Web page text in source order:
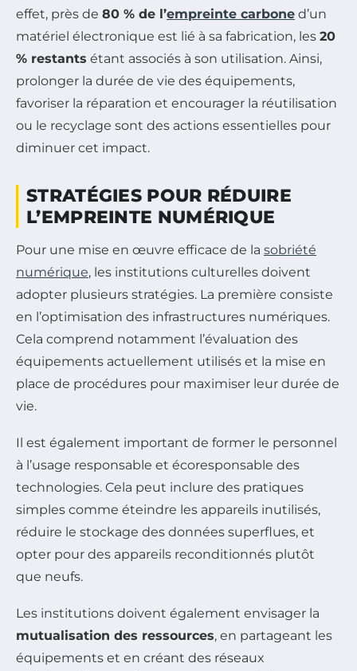
effet, près de 80 % de l’empreinte carbone d’un
matériel électronique est lié à sa fabrication, les 20
% restants étant associés à son utilisation. Ainsi,
prolonger la durée de vie des équipements,
favoriser la réparation et encourager la réutilisation
ou le recyclage sont des actions essentielles pour
diminuer cet impact.
STRATÉGIES POUR RÉDUIRE
L’EMPREINTE NUMÉRIQUE
Pour une mise en œuvre efficace de la sobriété
numérique, les institutions culturelles doivent
adopter plusieurs stratégies. La première consiste
en l’optimisation des infrastructures numériques.
Cela comprend notamment l’évaluation des
équipements actuellement utilisés et la mise en
place de procédures pour maximiser leur durée de
vie.
Il est également important de former le personnel
à l’usage responsable et écoresponsable des
technologies. Cela peut inclure des pratiques
simples comme éteindre les appareils inutilisés,
réduire le stockage des données superflues, et
opter pour des appareils reconditionnés plutôt
que neufs.
Les institutions doivent également envisager la
mutualisation des ressources, en partageant les
équipements et en créant des réseaux